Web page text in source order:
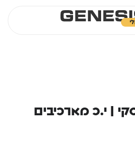
| י.כ מארכיבים